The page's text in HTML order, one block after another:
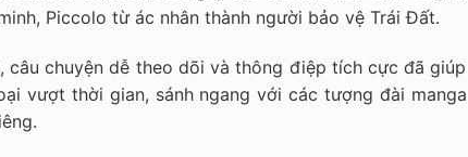
Piccolo từ ác nhân thành người bảo vệ Trái Đất.
câu chuyện dễ theo dõi và thông điệp tích cực đã giúp
vượt thời gian, sánh ngang với các tượng đài manga